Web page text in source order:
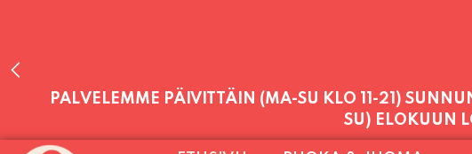
PALVELEMME PÄIVITTÄIN (MA-SU KLO 11-21)
SU) ELOKUUN